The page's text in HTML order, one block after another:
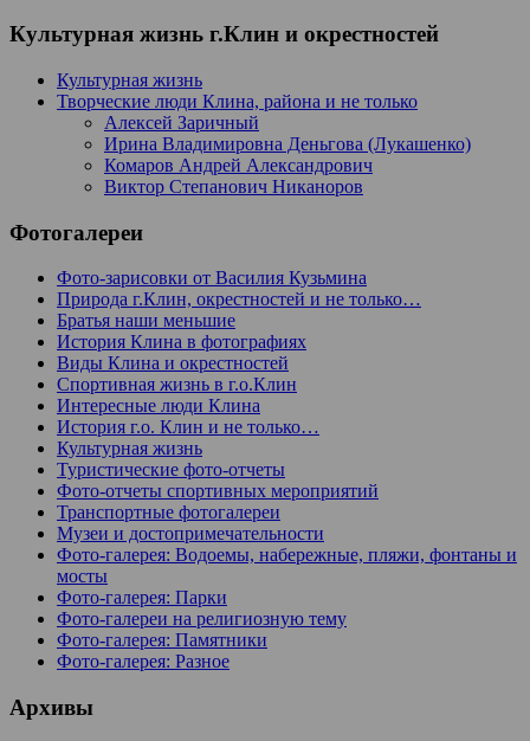
Культурная жизнь г.Клин и окрестностей
Культурная жизнь
Творческие люди Клина, района и не только
Алексей Заричный
Ирина Владимировна Деньгова (Лукашенко)
Комаров Андрей Александрович
Виктор Степанович Никаноров
Фотогалереи
Фото-зарисовки от Василия Кузьмина
Природа г.Клин, окрестностей и не только…
Братья наши меньшие
История Клина в фотографиях
Виды Клина и окрестностей
Спортивная жизнь в г.о.Клин
Интересные люди Клина
История г.о. Клин и не только…
Культурная жизнь
Туристические фото-отчеты
Фото-отчеты спортивных мероприятий
Транспортные фотогалереи
Музеи и достопримечательности
Фото-галерея: Водоемы, набережные, пляжи, фонтаны и
мосты
Фото-галерея: Парки
Фото-галереи на религиозную тему
Фото-галерея: Памятники
Фото-галерея: Разное
Архивы